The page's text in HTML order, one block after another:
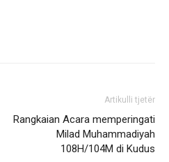
Artikulli tjetër
Rangkaian Acara memperingati
Milad Muhammadiyah
108H/104M di Kudus